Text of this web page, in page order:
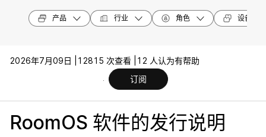
产品 行业 角色 设备型号
2026年7月09日 | 12815 次查看 |
12 人认为有帮助
订阅
RoomOS 软件的发行说明